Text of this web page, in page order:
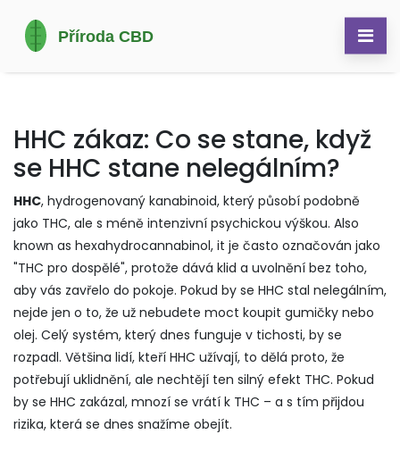
HHC zákaz: Co se stane, když
se HHC stane nelegálním?
HHC, hydrogenovaný kanabinoid, který působí podobně
jako THC, ale s méně intenzivní psychickou výškou. Also
known as hexahydrocannabinol, it je často označován jako
"THC pro dospělé", protože dává klid a uvolnění bez toho,
aby vás zavřelo do pokoje. Pokud by se HHC stal nelegálním,
nejde jen o to, že už nebudete moct koupit gumičky nebo
olej. Celý systém, který dnes funguje v tichosti, by se
rozpadl. Většina lidí, kteří HHC užívají, to dělá proto, že
potřebují uklidnění, ale nechtějí ten silný efekt THC. Pokud
by se HHC zakázal, mnozí se vrátí k THC – a s tím přijdou
rizika, která se dnes snažíme obejít.